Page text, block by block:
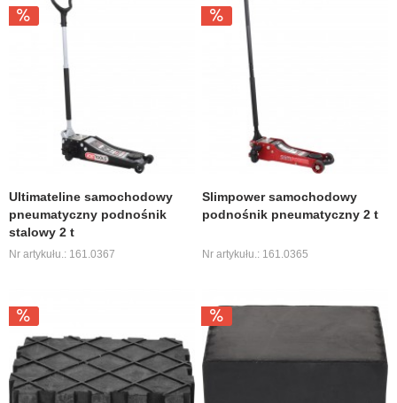
Ultimateline samochodowy
pneumatyczny podnośnik
stalowy 2 t
Nr artykułu.: 161.0367
Slimpower samochodowy
podnośnik pneumatyczny 2 t
Nr artykułu.: 161.0365